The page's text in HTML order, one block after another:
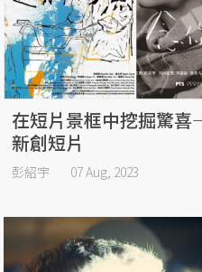
在短片景框中挖掘驚
新創短片
彭紹宇 07 Aug, 2023